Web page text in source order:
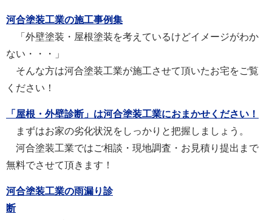
河合塗装工業の施工事例集
「外壁塗装・屋根塗装を考えているけどイメージがわか
ない・・・」
そんな方は河合塗装工業が施工させて頂いたお宅をご覧
ください！
「屋根・外壁診断」は河合塗装工業におまかせください！
まずはお家の劣化状況をしっかりと把握しましょう。
河合塗装工業ではご相談・現地調査・お見積り提出まで
無料でさせて頂きます！
河合塗装工業の雨漏り診
断